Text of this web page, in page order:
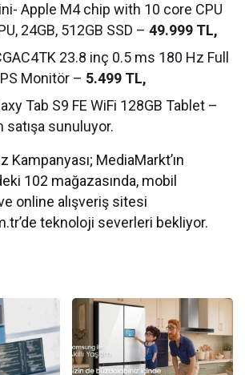
Apple M4 chip with 10 core CPU
24GB, 512GB SSD –49.999 TL,
23.8 inç 0.5 ms 180 Hz Full
Monitör – 5.499 TL,
Tab S9 FE WiFi 128GB Tablet –
satışa sunuluyor.
Kampanyası; MediaMarkt’ın
102 mağazasında, mobil
online alışveriş sitesi
teknoloji severleri bekliyor.